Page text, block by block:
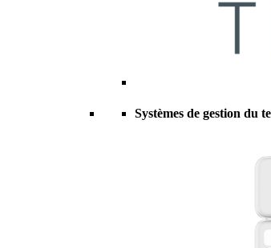
Systèmes de gestion du